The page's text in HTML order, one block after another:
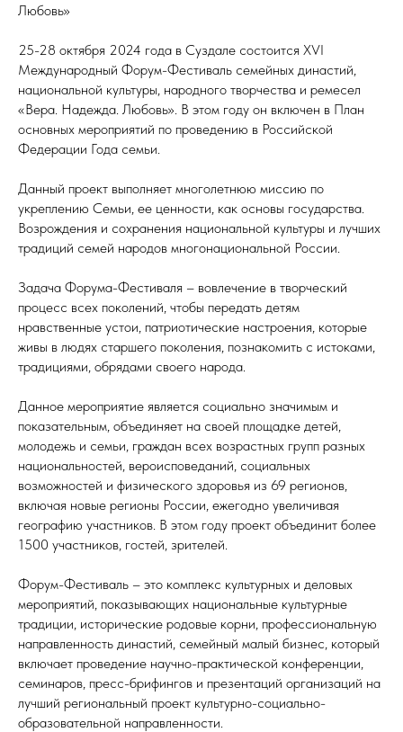
Любовь»
25-28 октября 2024 года в Суздале состоится XVI
Международный Форум-Фестиваль семейных династий,
национальной культуры, народного творчества и ремесел
«Вера. Надежда. Любовь». В этом году он включен в План
основных мероприятий по проведению в Российской
Федерации Года семьи.
Данный проект выполняет многолетнюю миссию по
укреплению Семьи, ее ценности, как основы государства.
Возрождения и сохранения национальной культуры и лучших
традиций семей народов многонациональной России.
Задача Форума-Фестиваля – вовлечение в творческий
процесс всех поколений, чтобы передать детям
нравственные устои, патриотические настроения, которые
живы в людях старшего поколения, познакомить с истоками,
традициями, обрядами своего народа.
Данное мероприятие является социально значимым и
показательным, объединяет на своей площадке детей,
молодежь и семьи, граждан всех возрастных групп разных
национальностей, вероисповеданий, социальных
возможностей и физического здоровья из 69 регионов,
включая новые регионы России, ежегодно увеличивая
географию участников. В этом году проект объединит более
1500 участников, гостей, зрителей.
Форум-Фестиваль – это комплекс культурных и деловых
мероприятий, показывающих национальные культурные
традиции, исторические родовые корни, профессиональную
направленность династий, семейный малый бизнес, который
включает проведение научно-практической конференции,
семинаров, пресс-брифингов и презентаций организаций на
лучший региональный проект культурно-социально-
образовательной направленности.